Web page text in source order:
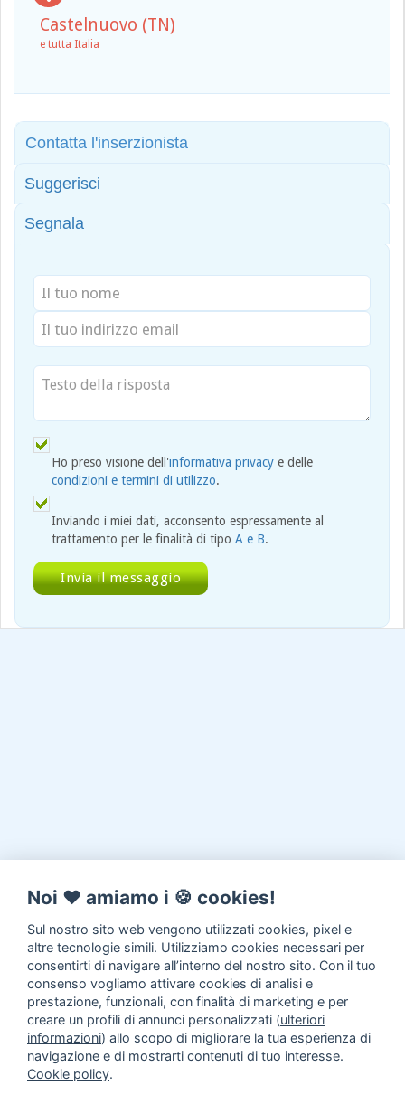
Castelnuovo (TN)
e tutta Italia
Contatta l'inserzionista
Suggerisci
Segnala
Ho preso visione dell'informativa privacy e delle
condizioni e termini di utilizzo.
Inviando i miei dati, acconsento espressamente al
trattamento per le finalità di tipo A e B.
Noi ♥️ amiamo i 🍪 cookies!
Sul nostro sito web vengono utilizzati cookies, pixel e
altre tecnologie simili. Utilizziamo cookies necessari per
consentirti di navigare all’interno del nostro sito. Con il tuo
consenso vogliamo attivare cookies di analisi e
prestazione, funzionali, con finalità di marketing e per
creare un profili di annunci personalizzati (ulteriori
informazioni) allo scopo di migliorare la tua esperienza di
navigazione e di mostrarti contenuti di tuo interesse.
Cookie policy.